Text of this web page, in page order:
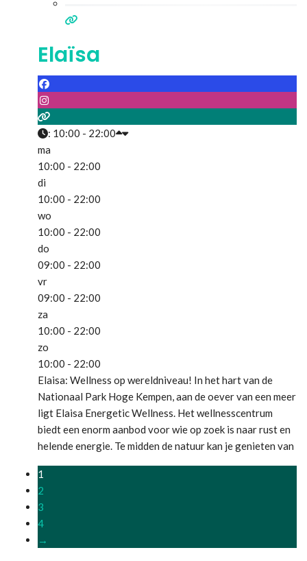
Alle trends, theorieën en diëten maken het er
Elaïsa
: 10:00 - 22:00
ma
10:00 - 22:00
di
10:00 - 22:00
wo
10:00 - 22:00
do
09:00 - 22:00
vr
09:00 - 22:00
za
10:00 - 22:00
zo
10:00 - 22:00
Elaisa: Wellness op wereldniveau! In het hart van de
Nationaal Park Hoge Kempen, aan de oever van een meer
ligt Elaisa Energetic Wellness. Het wellnesscentrum
biedt een enorm aanbod voor wie op zoek is naar rust en
helende energie. Te midden de natuur kan je genieten van
chocolade, klank-, klei-, Temazcal-
1
2
3
4
→